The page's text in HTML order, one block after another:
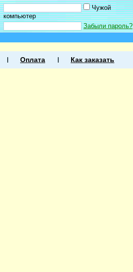
Чужой
компьютер
Забыли пароль?
Оплата Как заказать